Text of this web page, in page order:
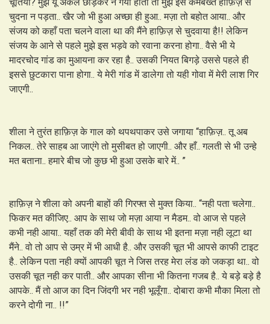
चूतिया? मुझे यूं अकेले छोड़कर न गया होता तो मुझे इस कमबख्त हाफ़िज़ से
चुदना न पड़ता.. खैर जो भी हुआ अच्छा ही हुआ.. मज़ा तो बहोत आया.. और
संजय को कहाँ पता चलने वाला था की मैंने हाफ़िज़ से चुदवाया है!! लेकिन
संजय के आने से पहले मुझे इस भड़वे को रवाना करना होगा.. वैसे भी ये
मादरचोद गांड का मुआयना कर रहा है.. उसकी नियत बिगड़े उससे पहले ही
इससे छुटकारा पाना होगा.. ये मेरी गांड में डालेगा तो यही गोवा में मेरी लाश गिर
जाएगी..
शीला ने तुरंत हाफ़िज़ के गाल को थपथपाकर उसे जगाया “हाफ़िज़.. तू अब
निकल.. तेरे साहब आ जाएंगे तो मुसीबत हो जाएगी.. और हाँ.. गलती से भी उन्हे
मत बताना.. हमारे बीच जो कुछ भी हुआ उसके बारे में.. ”
हाफ़िज़ ने शीला को अपनी बाहों की गिरफ्त से मुक्त किया.. “नही पता चलेगा..
फिकर मत कीजिए.. आप के साथ जो मज़ा आया न मैडम.. वो आज से पहले
कभी नही आया.. यहाँ तक की मेरी बीवी के साथ भी इतना मज़ा नही लूटा था
मैंने.. वो तो आप से उम्र में भी आधी है.. और उसकी चूत भी आपसे काफी टाइट
है.. लेकिन पता नही क्यों आपकी चूत ने जिस तरह मेरा लंड को जकड़ा था.. वो
उसकी चूत नही कर पाती.. और आपका सीना भी कितना गजब है.. ये बड़े बड़े है
आपके.. मैं तो आज का दिन जिंदगी भर नही भूलूँगा.. दोबारा कभी मौका मिला तो
करने दोगी ना.. !!”